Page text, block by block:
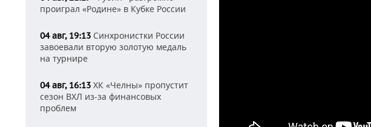
проиграл «Родине» в Кубке России
04 авг, 19:13 Синхронистки России
завоевали вторую золотую медаль
на турнире
04 авг, 16:13 ХК «Челны» пропустит
сезон ВХЛ из-за финансовых
проблем